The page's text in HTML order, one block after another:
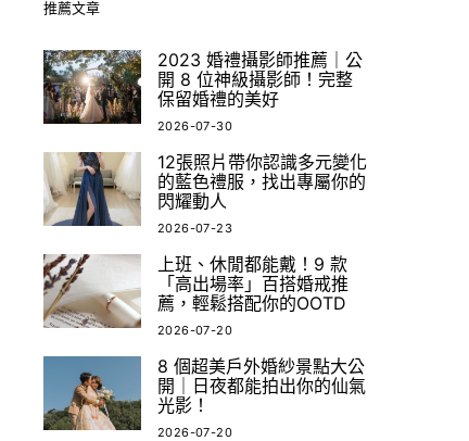
推薦文章
2023 婚禮攝影師推薦｜公
開 8 位神級攝影師！完整
保留婚禮的美好
2026-07-30
12張照片帶你認識多元變化
的藍色禮服，找出專屬你的
閃耀動人
2026-07-23
上班、休閒都能戴！9 款
「高出場率」百搭婚戒推
薦，輕鬆搭配你的OOTD
2026-07-20
8 個超美戶外婚紗景點大公
開｜日夜都能拍出你的仙氣
光影！
2026-07-20